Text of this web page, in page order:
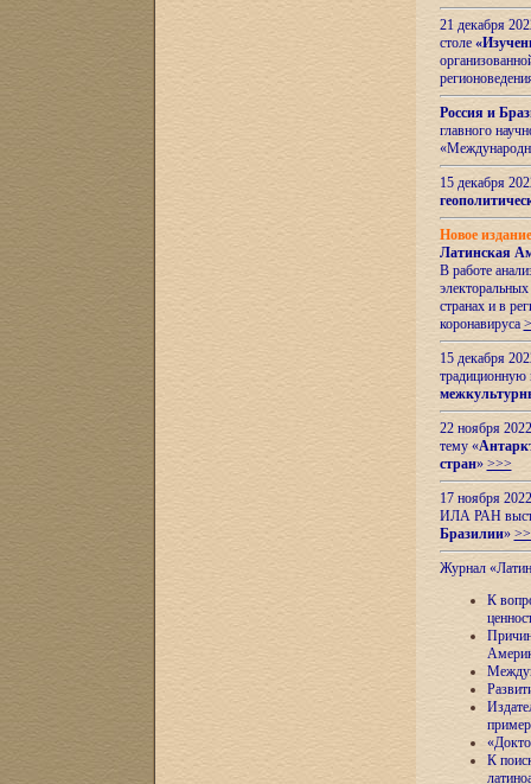
21 декабря
столе
Россия и
главного
15 декабря
Новое
Латинская
В работе
странах и в
коронавируса
15 декабря
22 ноября
тему «
стран» >>>
17 ноября
ИЛА РАН
Бразилии»
Журнал
К
К